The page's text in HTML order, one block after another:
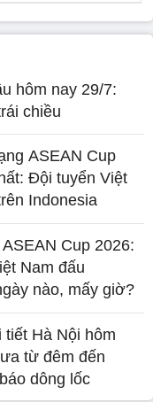
hôm nay 29/7:
chiều
ASEAN Cup
Đội tuyển Việt
Indonesia
Cup 2026:
Nam đấu
nào, mấy giờ?
Hà Nội hôm
từ đêm đến
dông lốc